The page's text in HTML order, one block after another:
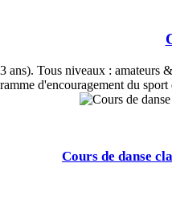
ans). Tous niveaux :
d'encouragement du
Cours de danse